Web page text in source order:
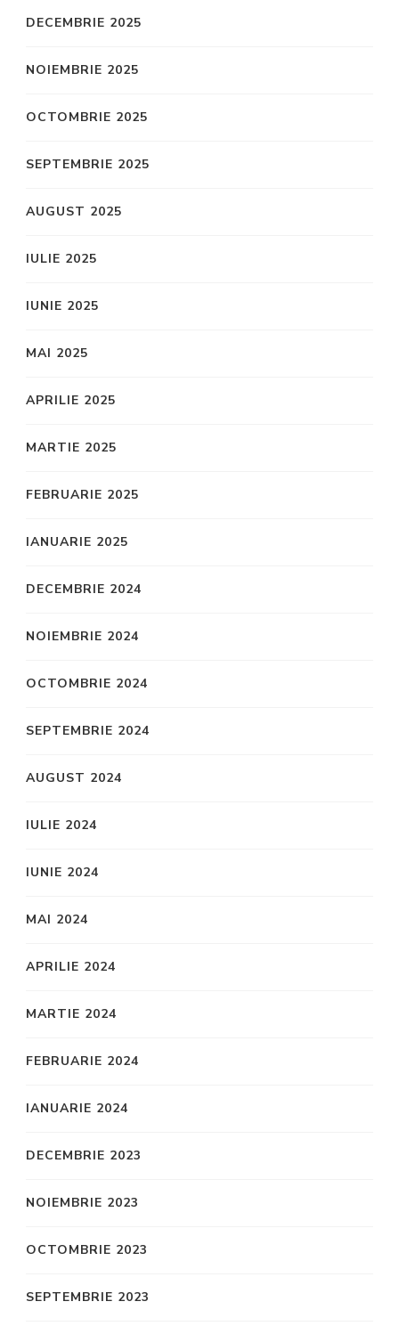
DECEMBRIE 2025
NOIEMBRIE 2025
OCTOMBRIE 2025
SEPTEMBRIE 2025
AUGUST 2025
IULIE 2025
IUNIE 2025
MAI 2025
APRILIE 2025
MARTIE 2025
FEBRUARIE 2025
IANUARIE 2025
DECEMBRIE 2024
NOIEMBRIE 2024
OCTOMBRIE 2024
SEPTEMBRIE 2024
AUGUST 2024
IULIE 2024
IUNIE 2024
MAI 2024
APRILIE 2024
MARTIE 2024
FEBRUARIE 2024
IANUARIE 2024
DECEMBRIE 2023
NOIEMBRIE 2023
OCTOMBRIE 2023
SEPTEMBRIE 2023